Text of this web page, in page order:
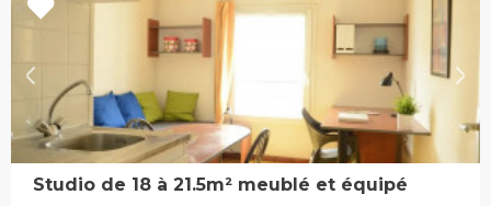
Studio de 18 à 21.5m² meublé et équipé